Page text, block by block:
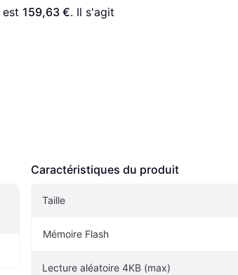
est 159,63 €. Il s'agit
Caractéristiques du produit
Taille
Mémoire Flash
Lecture aléatoire 4KB (max)